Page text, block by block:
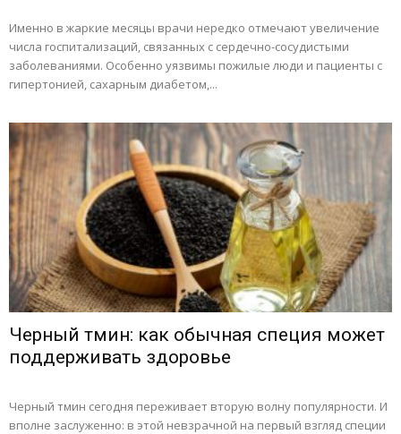
Именно в жаркие месяцы врачи нередко отмечают увеличение
числа госпитализаций, связанных с сердечно-сосудистыми
заболеваниями. Особенно уязвимы пожилые люди и пациенты с
гипертонией, сахарным диабетом,...
Черный тмин: как обычная специя может
поддерживать здоровье
Черный тмин сегодня переживает вторую волну популярности. И
вполне заслуженно: в этой невзрачной на первый взгляд специи